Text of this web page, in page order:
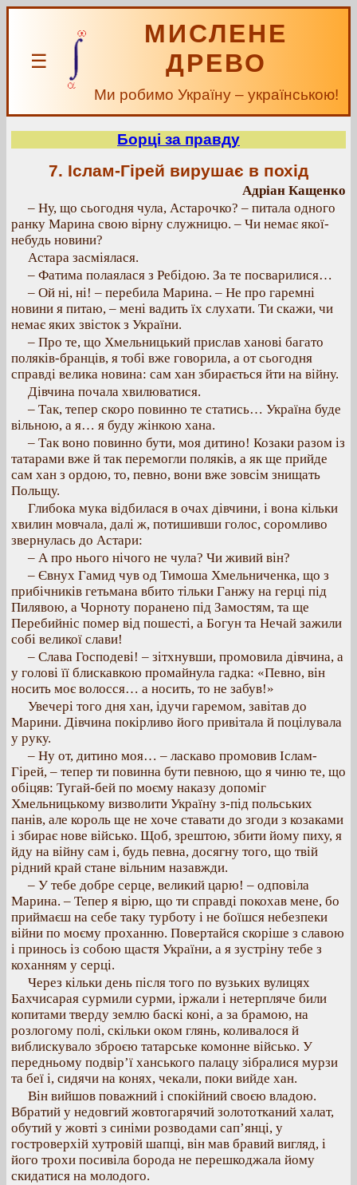
☰
МИСЛЕНЕ
ДРЕВО
Ми робимо Україну – українською!
Борці за правду
7. Іслам-Гірей вирушає в похід
Адріан Кащенко
– Ну, що сьогодня чула, Астарочко? – питала одного
ранку Марина свою вірну служницю. – Чи немає якої-
небудь новини?
Астара засміялася.
– Фатима полаялася з Ребідою. За те посварилися…
– Ой ні, ні! – перебила Марина. – Не про гаремні
новини я питаю, – мені вадить їх слухати. Ти скажи, чи
немає яких звісток з України.
– Про те, що Хмельницький прислав ханові багато
поляків-бранців, я тобі вже говорила, а от сьогодня
справді велика новина: сам хан збирається йти на війну.
Дівчина почала хвилюватися.
– Так, тепер скоро повинно те статись… Україна буде
вільною, а я… я буду жінкою хана.
– Так воно повинно бути, моя дитино! Козаки разом із
татарами вже й так перемогли поляків, а як ще прийде
сам хан з ордою, то, певно, вони вже зовсім знищать
Польщу.
Глибока мука відбилася в очах дівчини, і вона кільки
хвилин мовчала, далі ж, потишивши голос, соромливо
звернулась до Астари:
– А про нього нічого не чула? Чи живий він?
– Євнух Гамид чув од Тимоша Хмельниченка, що з
прибічників гетьмана вбито тільки Ганжу на герці під
Пилявою, а Чорноту поранено під Замостям, та ще
Перебийніс помер від пошесті, а Богун та Нечай зажили
собі великої слави!
– Слава Господеві! – зітхнувши, промовила дівчина, а
у голові її блискавкою промайнула гадка: «Певно, він
носить моє волосся… а носить, то не забув!»
Увечері того дня хан, ідучи гаремом, завітав до
Марини. Дівчина покірливо його привітала й поцілувала
у руку.
– Ну от, дитино моя… – ласкаво промовив Іслам-
Гірей, – тепер ти повинна бути певною, що я чиню те, що
обіцяв: Тугай-бей по моєму наказу допоміг
Хмельницькому визволити Україну з-під польських
панів, але король ще не хоче ставати до згоди з козаками
і збирає нове військо. Щоб, зрештою, збити йому пиху, я
йду на війну сам і, будь певна, досягну того, що твій
рідний край стане вільним назавжди.
– У тебе добре серце, великий царю! – одповіла
Марина. – Тепер я вірю, що ти справді покохав мене, бо
приймаєш на себе таку турботу і не боїшся небезпеки
війни по моєму проханню. Повертайся скоріше з славою
і принось із собою щастя України, а я зустріну тебе з
коханням у серці.
Через кільки день після того по вузьких вулицях
Бахчисарая сурмили сурми, іржали і нетерпляче били
копитами тверду землю баскі коні, а за брамою, на
розлогому полі, скільки оком глянь, коливалося й
виблискувало зброєю татарське комонне військо. У
передньому подвір’ї ханського палацу зібралися мурзи
та беї і, сидячи на конях, чекали, поки вийде хан.
Він вийшов поважний і спокійний своєю владою.
Вбратий у недовгий жовтогарячий золототканий халат,
обутий у жовті з синіми розводами сап’янці, у
гостроверхій хутровій шапці, він мав бравий вигляд, і
його трохи посивіла борода не перешкоджала йому
скидатися на молодого.